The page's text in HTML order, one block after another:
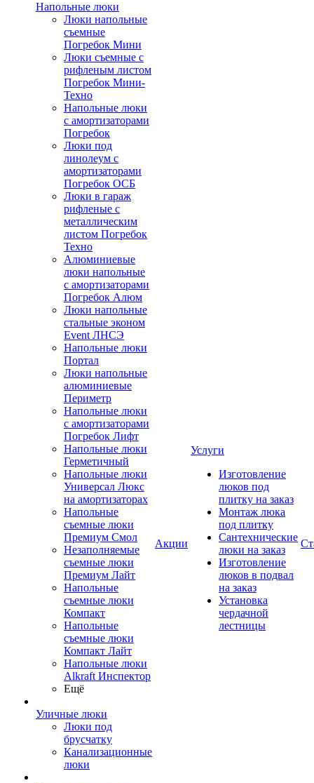
Напольные люки
Люки напольные
съемные
Погребок Мини
Люки съемные с
рифленым листом
Погребок Мини-
Техно
Напольные люки
с амортизаторами
Погребок
Люки под
линолеум с
амортизаторами
Погребок ОСБ
Люки в гараж
рифленые с
металлическим
листом Погребок
Техно
Алюминиевые
люки напольные
с амортизаторами
Погребок Алюм
Люки напольные
стальные эконом
Event ЛНСЭ
Напольные люки
Портал
Люки напольные
алюминиевые
Периметр
Напольные люки
с амортизаторами
Погребок Лифт
Напольные люки
Герметичный
Напольные люки
Универсал Люкс
на амортизаторах
Напольные
съемные люки
Премиум Смол
Незаполняемые
съемные люки
Премиум Лайт
Напольные
съемные люки
Компакт
Напольные
съемные люки
Компакт Лайт
Напольные люки
Alkraft Инспектор
Ещё
Уличные люки
Люки под
брусчатку
Канализационные
люки
Акции
Услуги
Изготовление
люков под
плитку на заказ
Монтаж люка
под плитку
Сантехнические
люки на заказ
Изготовление
люков в подвал
на заказ
Установка
чердачной
лестницы